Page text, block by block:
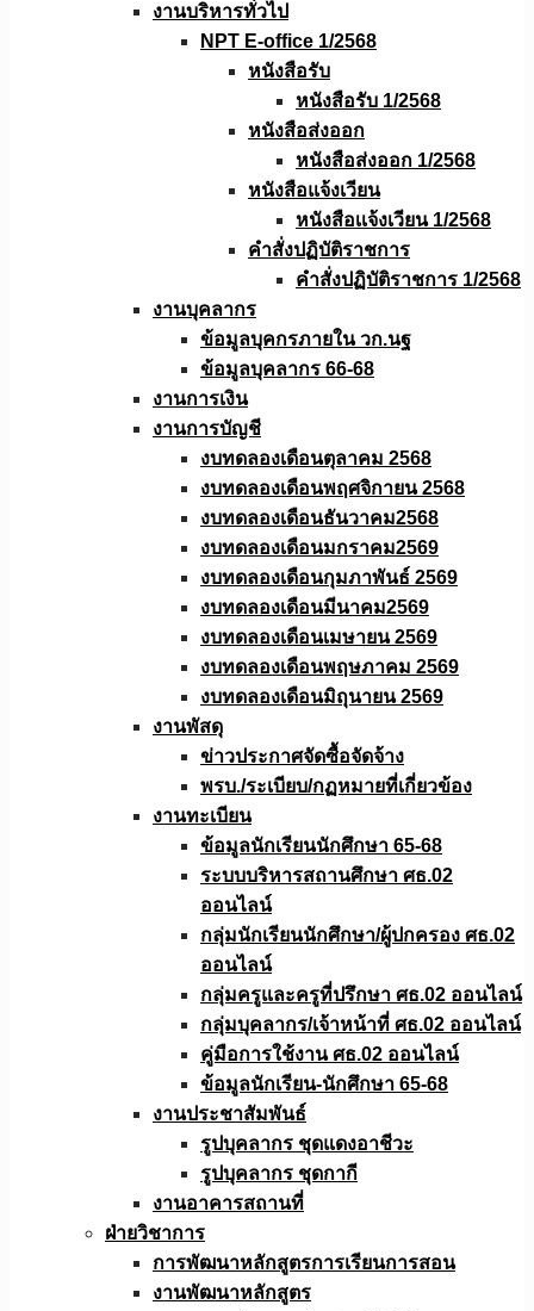
งานบริหารทั่วไป
NPT E-office 1/2568
หนังสือรับ
หนังสือรับ 1/2568
หนังสือส่งออก
หนังสือส่งออก 1/2568
หนังสือแจ้งเวียน
หนังสือเเจ้งเวียน 1/2568
คำสั่งปฏิบัติราชการ
คำสั่งปฏิบัติราชการ 1/2568
งานบุคลากร
ข้อมูลบุคกรภายใน วก.นฐ
ข้อมูลบุคลากร 66-68
งานการเงิน
งานการบัญชี
งบทดลองเดือนตุลาคม 2568
งบทดลองเดือนพฤศจิกายน 2568
งบทดลองเดือนธันวาคม2568
งบทดลองเดือนมกราคม2569
งบทดลองเดือนกุมภาพันธ์ 2569
งบทดลองเดือนมีนาคม2569
งบทดลองเดือนเมษายน 2569
งบทดลองเดือนพฤษภาคม 2569
งบทดลองเดือนมิถุนายน 2569
งานพัสดุ
ข่าวประกาศจัดซื้อจัดจ้าง
พรบ./ระเบียบ/กฏหมายที่เกี่ยวข้อง
งานทะเบียน
ข้อมูลนักเรียนนักศึกษา 65-68
ระบบบริหารสถานศึกษา ศธ.02
ออนไลน์
กลุ่มนักเรียนนักศึกษา/ผู้ปกครอง ศธ.02
ออนไลน์
กลุ่มครูและครูที่ปรึกษา ศธ.02 ออนไลน์
กลุ่มบุคลากร/เจ้าหน้าที่ ศธ.02 ออนไลน์
คู่มือการใช้งาน ศธ.02 ออนไลน์
ข้อมูลนักเรียน-นักศึกษา 65-68
งานประชาสัมพันธ์
รูปบุคลากร ชุดแดงอาชีวะ
รูปบุคลากร ชุดกากี
งานอาคารสถานที่
ฝ่ายวิชาการ
การพัฒนาหลักสูตรการเรียนการสอน
งานพัฒนาหลักสูตร